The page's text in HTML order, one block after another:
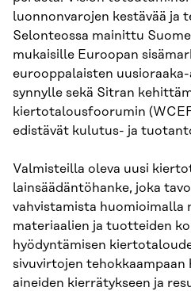
luonnonvarojen kestävää ja
Selonteossa mainittu
mukaisille Euroopan
eurooppalaisten
synnylle sekä Sitran
kiertotalousfoorumin
edistävät kulutus- ja
Valmisteilla oleva uusi
lainsäädäntöhanke, joka
vahvistamista huomioimalla
materiaalien ja tuotteiden
hyödyntämisen
sivuvirtojen tehokkaampaan
aineiden kierrätykseen ja